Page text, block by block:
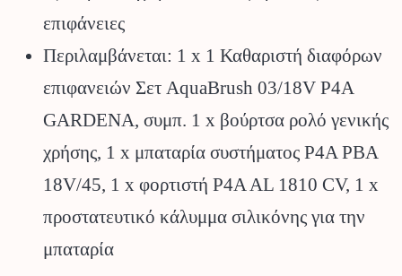
επιφάνειες
Περιλαμβάνεται: 1 x 1 Καθαριστή διαφόρων
επιφανειών Σετ AquaBrush 03/18V P4A
GARDENA, συμπ. 1 x βούρτσα ρολό γενικής
χρήσης, 1 x μπαταρία συστήματος P4A PBA
18V/45, 1 x φορτιστή P4A AL 1810 CV, 1 x
προστατευτικό κάλυμμα σιλικόνης για την
μπαταρία